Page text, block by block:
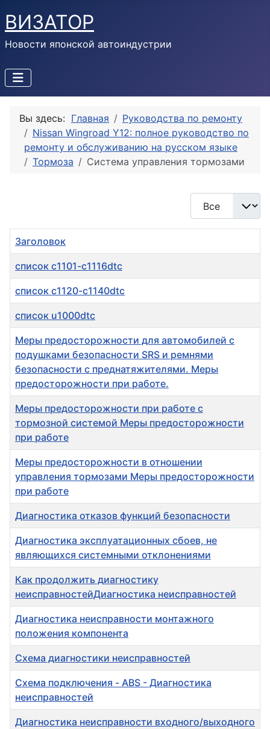
ВИЗАТОР
Новости японской автоиндустрии
Вы здесь: Главная
Руководства по ремонту
Nissan Wingroad Y12: полное руководство по
ремонту и обслуживанию на русском языке
Тормоза
Система управления тормозами
Кол-во строк:
Заголовок
список c1101-c1116dtc
список c1120-c1140dtc
список u1000dtc
Меры предосторожности для автомобилей с
подушками безопасности SRS и ремнями
безопасности с преднатяжителями. Меры
предосторожности при работе.
Меры предосторожности при работе с
тормозной системой Меры предосторожности
при работе
Меры предосторожности в отношении
управления тормозами Меры предосторожности
при работе
Диагностика отказов функций безопасности
Диагностика эксплуатационных сбоев, не
являющихся системными отклонениями
Как продолжить диагностику
неисправностейДиагностика неисправностей
Диагностика неисправности монтажного
положения компонента
Схема диагностики неисправностей
Схема подключения - ABS - Диагностика
неисправностей
Диагностика неисправности входного/выходного